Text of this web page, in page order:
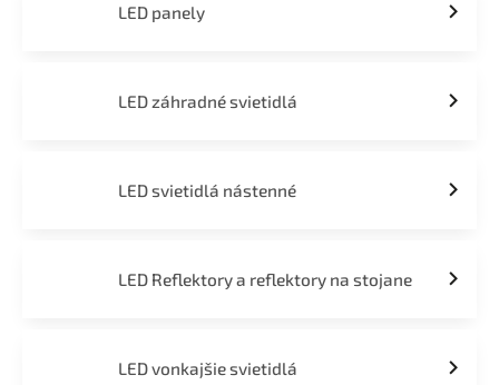
LED panely
LED záhradné svietidlá
LED svietidlá nástenné
LED Reflektory a reflektory na stojane
LED vonkajšie svietidlá